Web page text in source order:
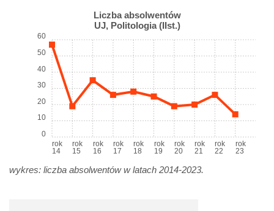
Liczba absolwentów
UJ, Politologia (IIst.)
rok
14
rok
15
rok
16
rok
17
rok
18
rok
19
rok
20
rok
21
rok
22
rok
23
0
10
20
30
40
50
60
wykres: liczba absolwentów w latach 2014-2023.